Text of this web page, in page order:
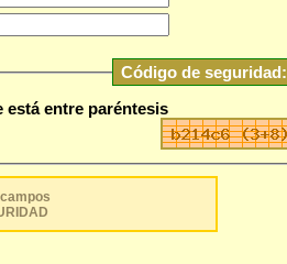
Código de seguridad:
está entre paréntesis